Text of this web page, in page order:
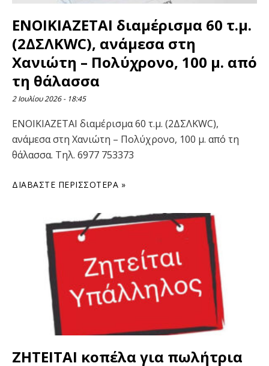
ENOIKIAZETAI διαμέρισμα 60 τ.μ.
(2ΔΣΛΚWC), ανάμεσα στη
Χανιώτη – Πολύχρονο, 100 μ. από
τη θάλασσα
2 Ιουλίου 2026 18:45
ENOIKIAZETAI διαμέρισμα 60 τ.μ. (2ΔΣΛΚWC),
ανάμεσα στη Χανιώτη – Πολύχρονο, 100 μ. από τη
θάλασσα. Τηλ. 6977 753373
ΔΙΑΒΆΣΤΕ ΠΕΡΙΣΣΌΤΕΡΑ »
ΖΗΤΕΙΤΑΙ κοπέλα για πωλήτρια